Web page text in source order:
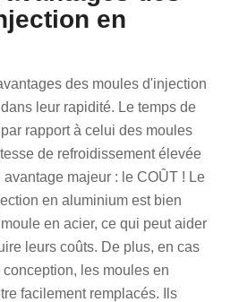
en
des moules d'injection
leur rapidité. Le temps de
rapport à celui des moules
de refroidissement élevée
majeur : le COÛT ! Le
en aluminium est bien
en acier, ce qui peut aider
leurs coûts. De plus, en cas
les moules en
facilement remplacés. Ils